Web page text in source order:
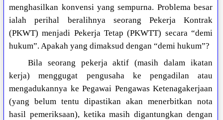
menghasilkan konvensi yang sempurna. Problema besar
ialah perihal beralihnya seorang Pekerja Kontrak
(PKWT) menjadi Pekerja Tetap (PKWTT) secara “demi
hukum”. Apakah yang dimaksud dengan “demi hukum”?
Bila seorang pekerja aktif (masih dalam ikatan
kerja) menggugat pengusaha ke pengadilan atau
mengadukannya ke Pegawai Pengawas Ketenagakerjaan
(yang belum tentu dipastikan akan menerbitkan nota
hasil pemeriksaan), ketika masih digantungkan dengan